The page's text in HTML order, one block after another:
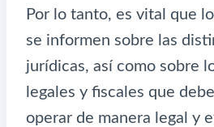
Por lo tanto, es vital que
se informen sobre las
jurídicas, así como sobre
legales y fiscales que
operar de manera legal y